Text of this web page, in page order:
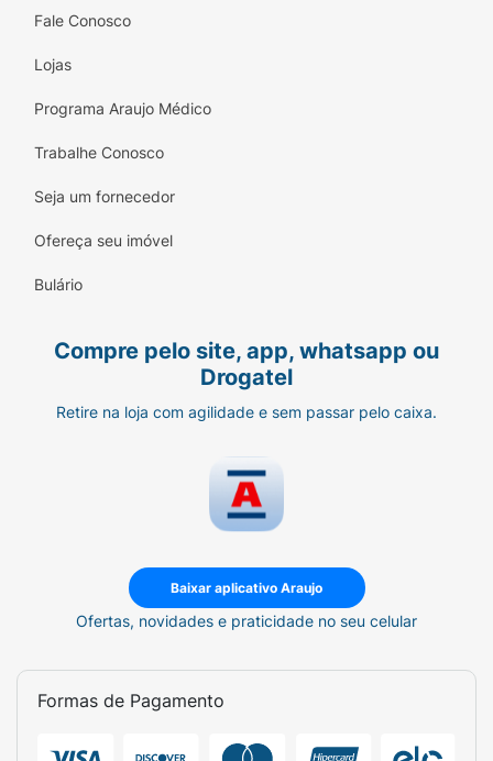
Fale Conosco
Lojas
Programa Araujo Médico
Trabalhe Conosco
Seja um fornecedor
Ofereça seu imóvel
Bulário
Compre pelo site, app, whatsapp ou
Drogatel
Retire na loja com agilidade e sem passar pelo caixa.
Baixar aplicativo Araujo
Ofertas, novidades e praticidade no seu celular
Formas de Pagamento